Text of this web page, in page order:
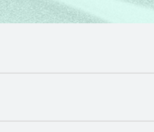
ABA)ABA)
NOVA ABA)
ABA)